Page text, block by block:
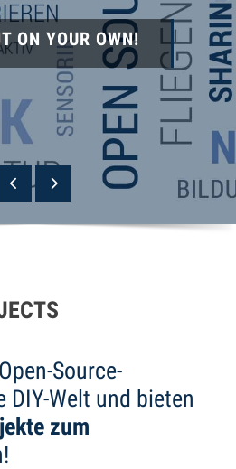
ON YOUR OWN!
Source-
DIY-Welt und bieten
zum